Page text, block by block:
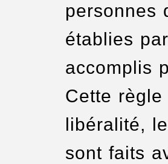
personnes
établies
accomplis
Cette
libéralité,
sont faits